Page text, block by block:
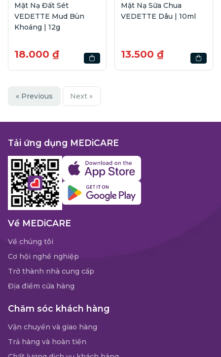
Mặt Nạ Đất Sét
VEDETTE Mud Bùn
Khoáng | 12g
18.000 ₫
Mặt Nạ Sữa Chua
VEDETTE Dâu | 10ml
13.500 ₫
« Previous Next »
Tải ứng dụng MEDiCARE
Về MEDiCARE
Về chúng tôi
Cơ hội nghề nghiệp
Trở thành nhà cung cấp
Địa điểm cửa hàng
Chăm sóc khách hàng
Vận chuyển và giao hàng
Trả hàng và hoàn tiền